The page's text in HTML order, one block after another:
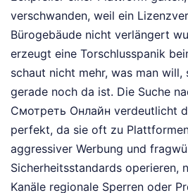
verschwanden, weil ein
Bürogebäude nicht verlängert
erzeugt eine Torschlusspanik
schaut nicht mehr, was man will,
gerade noch da ist. Die Suche
Смотреть Онлайн verdeutlicht
perfekt, da sie oft zu
aggressiver Werbung und
Sicherheitsstandards operieren,
Kanäle regionale Sperren oder